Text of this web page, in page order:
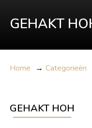
GEHAKT
Home → Categorieën
GEHAKT HOH